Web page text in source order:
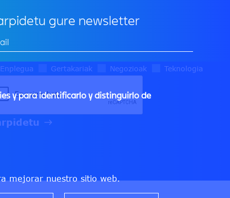
gure newsletter
Enplegua Gertakariak Negozioak Teknologia
y para identificarlo y distinguirlo de
mejorar nuestro sitio web.